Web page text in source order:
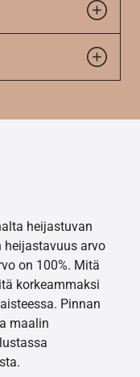
heijastuvan
heijastavuus arvo
on 100%. Mitä
korkeammaksi
Pinnan
maalin